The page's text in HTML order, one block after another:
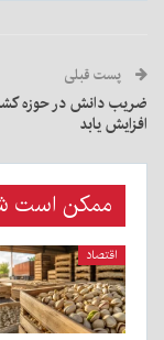
پست قبلی
ضریب دانش در حوزه
افزایش یابد
ممکن است
اقتصاد